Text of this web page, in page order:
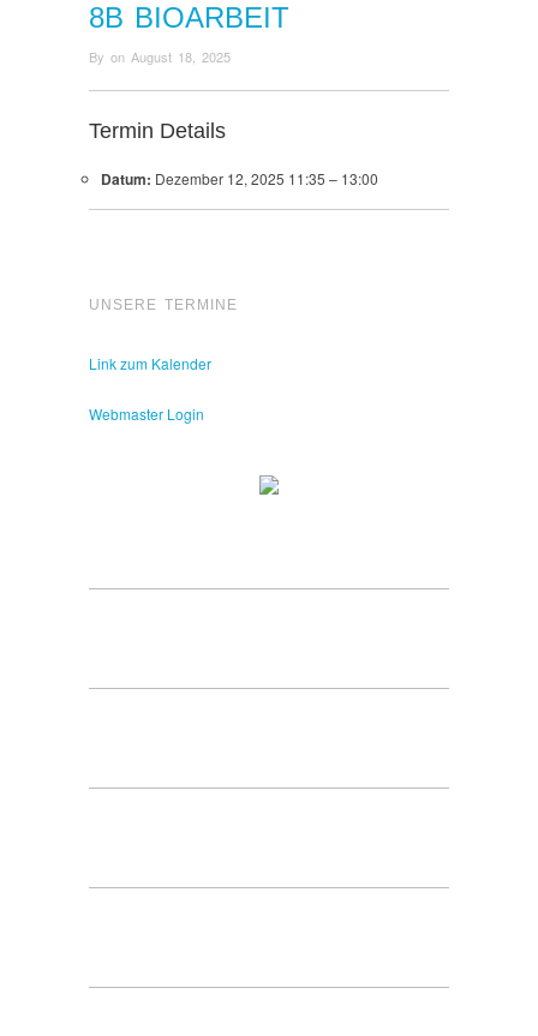
8B BIOARBEIT
By on August 18, 2025
Termin Details
Datum: Dezember 12, 2025 11:35 – 13:00
UNSERE TERMINE
Link zum Kalender
Webmaster Login